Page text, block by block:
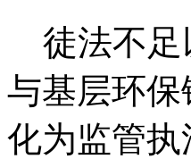
徒法不足
与基层环
化为监管